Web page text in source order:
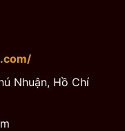
Nhuận, Hồ Chí